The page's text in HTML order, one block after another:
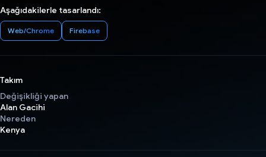
Aşağıdakilerle tasarlandı:
Web/Chrome Firebase
Takım
Değişikliği yapan
Alan Gacihi
Nereden
Kenya